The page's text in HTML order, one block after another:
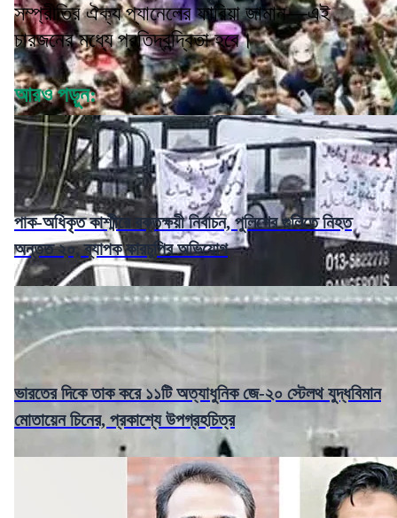
সম্প্রীতির ঐক্য প্যানেলের ফারিয়া জামান—এই
চারজনের মধ্যে প্রতিদ্বন্দ্বিতা হবে।
আরও পড়ুন:
পাক-অধিকৃত কাশ্মীরে রক্তক্ষয়ী নির্বাচন, পুলিশের গুলিতে নিহত
অন্তত ২০, ব্যাপক কারচুপির অভিযোগ
ভারতের দিকে তাক করে ১১টি অত্যাধুনিক জে-২০ স্টেলথ যুদ্ধবিমান
মোতায়েন চিনের, প্রকাশ্যে উপগ্রহচিত্র